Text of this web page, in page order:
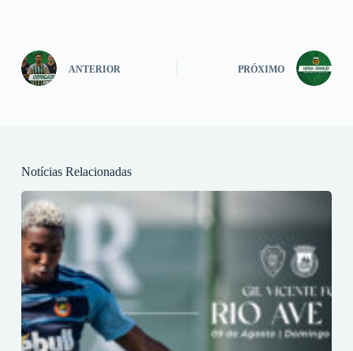
ANTERIOR PRÓXIMO
Notícias Relacionadas